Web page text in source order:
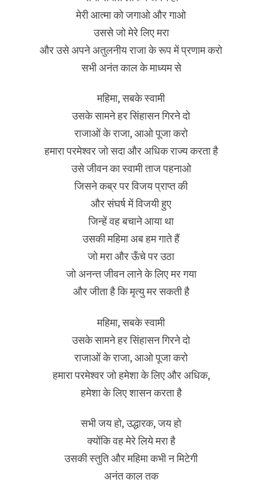
मेरी आत्मा को जगाओ और गाओ
उससे जो मेरे लिए मरा
और उसे अपने अतुलनीय राजा के रूप में प्रणाम करो
सभी अनंत काल के माध्यम से
महिमा, सबके स्वामी
उसके सामने हर सिंहासन गिरने दो
राजाओं के राजा, आओ पूजा करो
हमारा परमेश्वर जो सदा और अधिक राज्य करता है
उसे जीवन का स्वामी ताज पहनाओ
जिसने कब्र पर विजय प्राप्त की
और संघर्ष में विजयी हुए
जिन्हें वह बचाने आया था
उसकी महिमा अब हम गाते हैं
जो मरा और ऊँचे पर उठा
जो अनन्त जीवन लाने के लिए मर गया
और जीता है कि मृत्यु मर सकती है
महिमा, सबके स्वामी
उसके सामने हर सिंहासन गिरने दो
राजाओं के राजा, आओ पूजा करो
हमारा परमेश्वर जो हमेशा के लिए और अधिक,
हमेशा के लिए शासन करता है
सभी जय हो, उद्धारक, जय हो
क्योंकि वह मेरे लिये मरा है
उसकी स्तुति और महिमा कभी न मिटेगी
अनंत काल तक